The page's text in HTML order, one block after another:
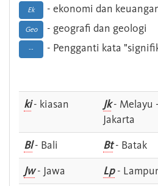
Ek - ekonomi dan
Geo - geografi dan geologi
-- - Pengganti kata
ki- kiasan Jk- Melayu -
Jakarta
Bl- Bali Bt- Batak
Jw- Jawa Lp-